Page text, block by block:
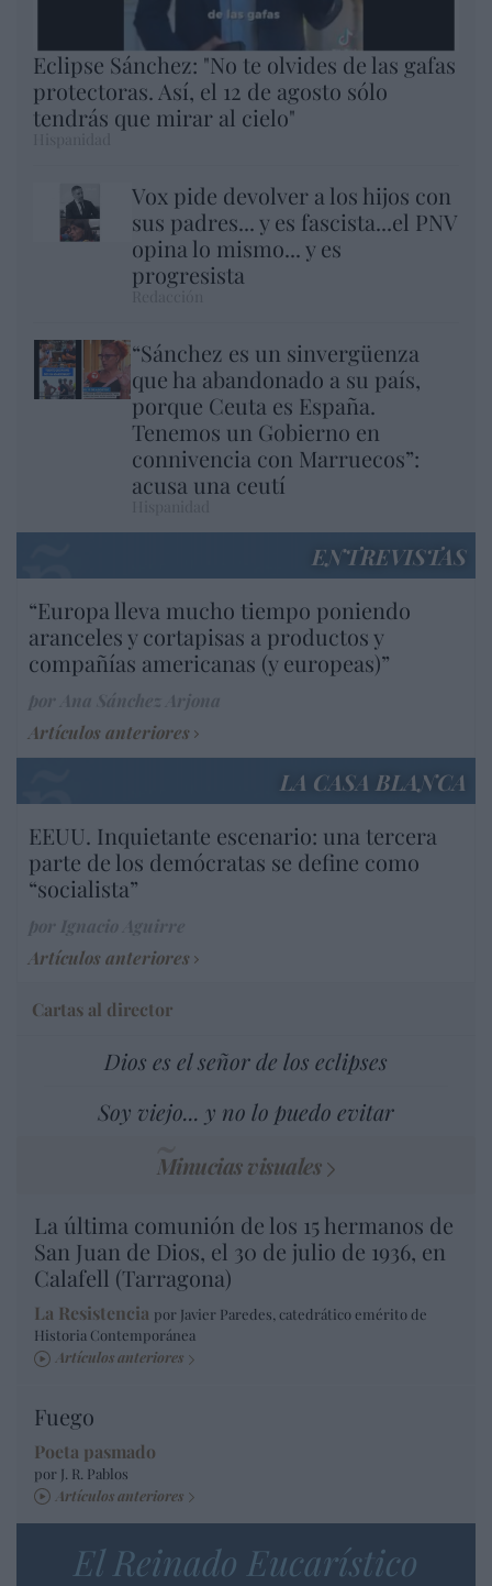
Eclipse Sánchez: "No te olvides de las gafas
protectoras. Así, el 12 de agosto sólo
tendrás que mirar al cielo"
Vox pide devolver a los hijos con
sus padres... y es fascista...el PNV
opina lo mismo... y es
progresista
“Sánchez es un sinvergüenza
que ha abandonado a su país,
porque Ceuta es España.
Tenemos un Gobierno en
connivencia con Marruecos”:
acusa una ceutí
ENTREVISTAS
“Europa lleva mucho tiempo poniendo
aranceles y cortapisas a productos y
compañías americanas (y europeas)”
Artículos anteriores
LA CASA BLANCA
EEUU. Inquietante escenario: una tercera
parte de los demócratas se define como
“socialista”
Artículos anteriores
Cartas al director
Dios es el señor de los eclipses
Soy viejo... y no lo puedo evitar
Minucias visuales
La última comunión de los 15 hermanos de
San Juan de Dios, el 30 de julio de 1936, en
Calafell (Tarragona)
La Resistencia por Javier Paredes, catedrático emérito de
Historia Contemporánea
Artículos anteriores
Fuego
Poeta pasmado
por J. R. Pablos
Artículos anteriores
El Reinado Eucarístico